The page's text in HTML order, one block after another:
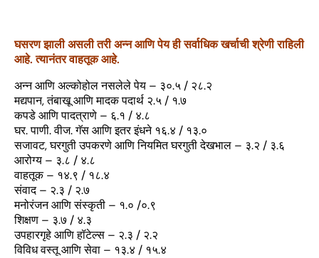
घसरण झाली असली तरी अन्न आणि पेय ही सर्वाधिक खर्चाची श्रेणी राहिली
आहे. त्यानंतर वाहतूक आहे.
अन्न आणि अल्कोहोल नसलेले पेय – ३०.५ / २८.२
मद्यपान, तंबाखू आणि मादक पदार्थ २.५ / १.७
कपडे आणि पादत्राणे – ६.१ / ४.८
घर. पाणी. वीज. गॅस आणि इतर इंधने १६.४ / १३.०
सजावट, घरगुती उपकरणे आणि नियमित घरगुती देखभाल – ३.२ / ३.६
आरोग्य – ३.८ / ४.८
वाहतूक – १४.९ / १८.४
संवाद – २.३ / २.७
मनोरंजन आणि संस्कृती – १.० /०.९
शिक्षण – ३.७ / ४.३
उपहारगृहे आणि हॉटेल्स – २.३ / २.२
विविध वस्तू आणि सेवा – १३.४ / १५.४